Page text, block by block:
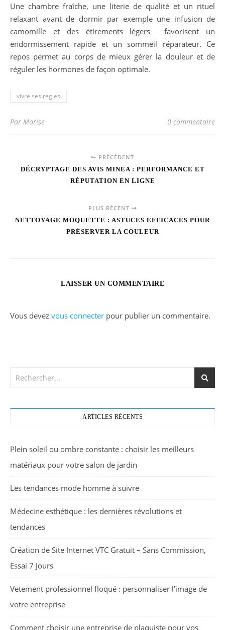
Une chambre fraîche, une literie de qualité et un rituel
relaxant avant de dormir par exemple une infusion de
camomille et des étirements légers favorisent un
endormissement rapide et un sommeil réparateur. Ce
repos permet au corps de mieux gérer la douleur et de
réguler les hormones de façon optimale.
vivre ses règles
Par Marise 0 commentaire
PRÉCÉDENT
DÉCRYPTAGE DES AVIS MINEA : PERFORMANCE ET
RÉPUTATION EN LIGNE
PLUS RÉCENT
NETTOYAGE MOQUETTE : ASTUCES EFFICACES POUR
PRÉSERVER LA COULEUR
LAISSER UN COMMENTAIRE
Vous devez vous connecter pour publier un commentaire.
ARTICLES RÉCENTS
Plein soleil ou ombre constante : choisir les meilleurs
matériaux pour votre salon de jardin
Les tendances mode homme à suivre
Médecine esthétique : les dernières révolutions et
tendances
Création de Site Internet VTC Gratuit – Sans Commission,
Essai 7 Jours
Vetement professionnel floqué : personnaliser l’image de
votre entreprise
Comment choisir une entreprise de plaquiste pour vos